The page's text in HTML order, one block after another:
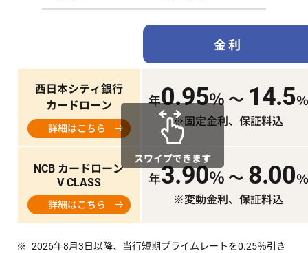
金利
西日本シティ銀行
カードローン
詳細はこちら
年0.95％ ～ 14.5％
※固定金利、保証料込
NCB カードローン
V CLASS
詳細はこちら
年3.90％ ～ 8.00％
※変動金利、保証料込
スワイプできます
2026年8月3日以降、当行短期プライムレートを0.25％引き